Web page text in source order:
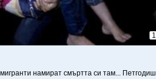
1
намират смъртта си там...